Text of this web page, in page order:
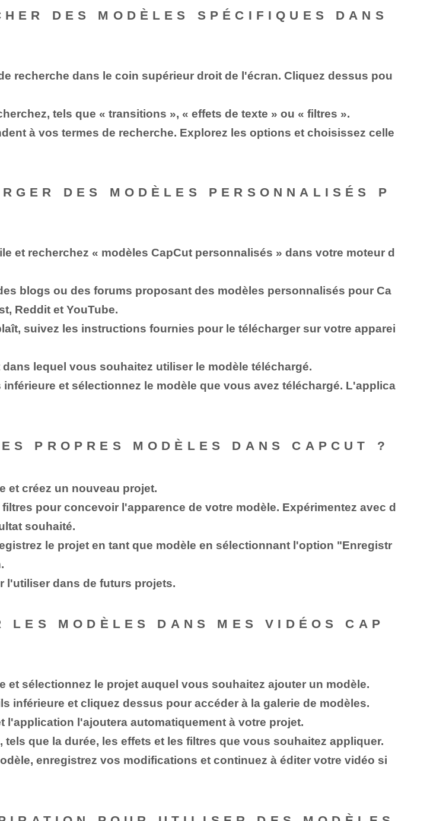
DES MODÈLES SPÉCIFIQUES DANS
recherche dans le coin supérieur droit de l'écran. Cliquez dessus pou
tels que « transitions », « effets de texte » ou « filtres ».
à vos termes de recherche. Explorez les options et choisissez celle
DES MODÈLES PERSONNALISÉS P
et recherchez « modèles CapCut personnalisés » dans votre moteur d
blogs ou des forums proposant des modèles personnalisés pour Ca
Reddit et YouTube.
suivez les instructions fournies pour le télécharger sur votre apparei
lequel vous souhaitez utiliser le modèle téléchargé.
et sélectionnez le modèle que vous avez téléchargé. L'applica
PROPRES MODÈLES DANS CAPCUT ?
et créez un nouveau projet.
pour concevoir l'apparence de votre modèle. Expérimentez avec d
souhaité.
le projet en tant que modèle en sélectionnant l'option "Enregistr
l'utiliser dans de futurs projets.
MODÈLES DANS MES VIDÉOS CAP
sélectionnez le projet auquel vous souhaitez ajouter un modèle.
inférieure et cliquez dessus pour accéder à la galerie de modèles.
l'ajoutera automatiquement à votre projet.
que la durée, les effets et les filtres que vous souhaitez appliquer.
enregistrez vos modifications et⁢ continuez à éditer votre vidéo si